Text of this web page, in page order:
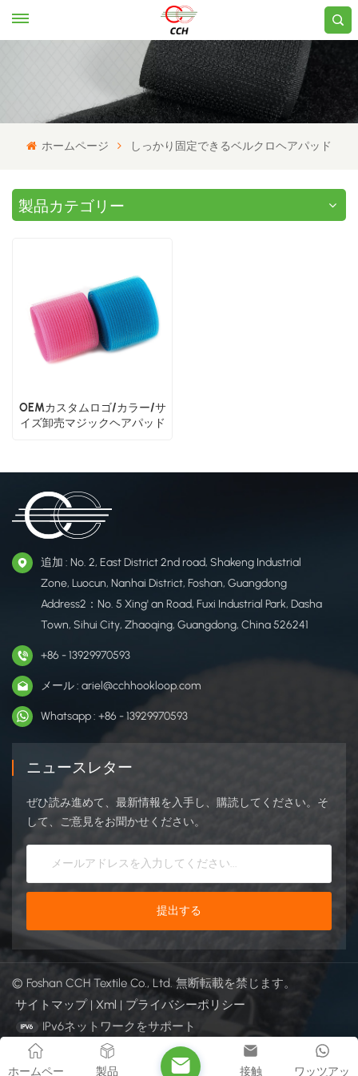
ホームページ しっかり固定できるベルクロヘアパッド
製品カテゴリー
OEMカスタムロゴ/カラー/サ
イズ卸売マジックヘアパッド
追加 : No. 2, East District 2nd road, Shakeng Industrial
Zone, Luocun, Nanhai District, Foshan, Guangdong
Address2：No. 5 Xing' an Road, Fuxi Industrial Park, Dasha
Town, Sihui City, Zhaoqing, Guangdong, China 526241
+86 - 13929970593
メール : ariel@cchhookloop.com
Whatsapp : +86 - 13929970593
ニュースレター
ぜひ読み進めて、最新情報を入手し、購読してください。そ
して、ご意見をお聞かせください。
© Foshan CCH Textile Co., Ltd. 無断転載を禁じます。
サイトマップ | Xml | プライバシーポリシー
IPv6ネットワークをサポート
ホームペー 製品 ワッツアッ
接触